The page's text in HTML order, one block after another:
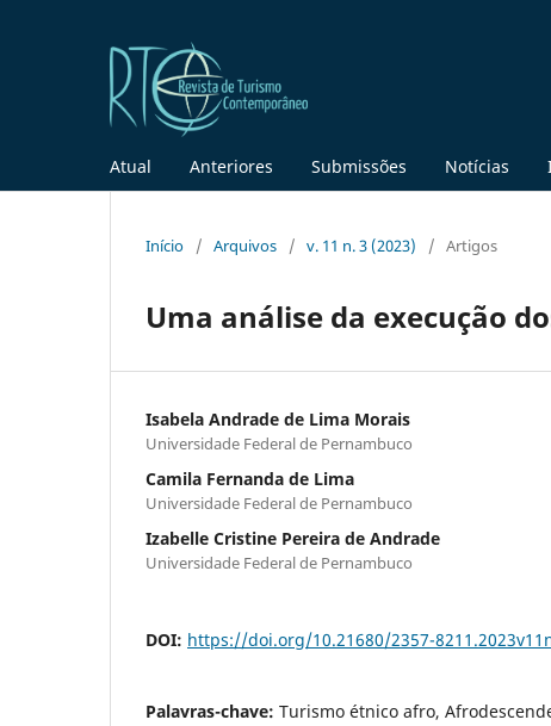
Atual Anteriores Submissões Notícias
Início / Arquivos / v. 11 n. 3 (2023) / Artigos
Uma análise da execução
Isabela Andrade de Lima Morais
Universidade Federal de Pernambuco
Camila Fernanda de Lima
Universidade Federal de Pernambuco
Izabelle Cristine Pereira de Andrade
Universidade Federal de Pernambuco
DOI: https://doi.org/10.21680/2357-
Palavras-chave: Turismo étnico afro,